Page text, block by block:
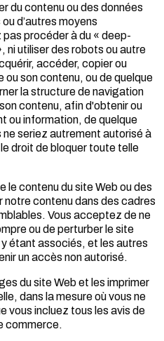
du contenu ou des données
d’autres moyens
procéder à du « deep-
ni utiliser des robots ou autre
accéder, copier ou
son contenu, ou de quelque
la structure de navigation
contenu, afin d'obtenir ou
ou information, de quelque
seriez autrement autorisé à
droit de bloquer toute telle
le contenu du site Web ou des
notre contenu dans des cadres
Vous acceptez de ne
ou de perturber le site
étant associés, et les autres
un accès non autorisé.
du site Web et les imprimer
dans la mesure où vous ne
vous incluez tous les avis de
commerce.